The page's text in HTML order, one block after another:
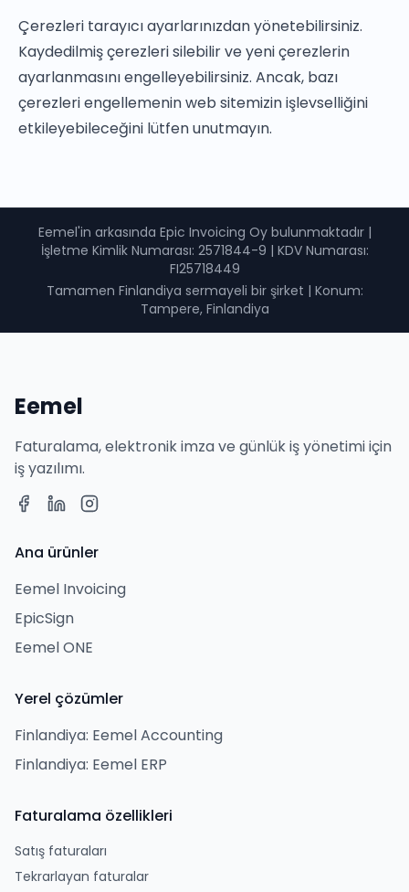
Çerezleri tarayıcı ayarlarınızdan yönetebilirsiniz.
Kaydedilmiş çerezleri silebilir ve yeni çerezlerin
ayarlanmasını engelleyebilirsiniz. Ancak, bazı
çerezleri engellemenin web sitemizin işlevselliğini
etkileyebileceğini lütfen unutmayın.
Eemel'in arkasında Epic Invoicing Oy bulunmaktadır|
İşletme Kimlik Numarası: 2571844-9 | KDV Numarası:
FI25718449
Tamamen Finlandiya sermayeli bir şirket | Konum:
Tampere, Finlandiya
Eemel
Faturalama, elektronik imza ve günlük iş yönetimi için
iş yazılımı.
Ana ürünler
Eemel Invoicing
EpicSign
Eemel ONE
Yerel çözümler
Finlandiya: Eemel Accounting
Finlandiya: Eemel ERP
Faturalama özellikleri
Satış faturaları
Tekrarlayan faturalar